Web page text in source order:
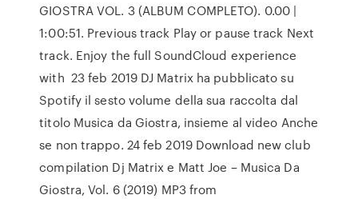
GIOSTRA VOL. 3 (ALBUM COMPLETO). 0.00 |
1:00:51. Previous track Play or pause track Next
track. Enjoy the full SoundCloud experience
with 23 feb 2019 DJ Matrix ha pubblicato su
Spotify il sesto volume della sua raccolta dal
titolo Musica da Giostra, insieme al video Anche
se non trappo. 24 feb 2019 Download new club
compilation Dj Matrix e Matt Joe – Musica Da
Giostra, Vol. 6 (2019) MP3 from